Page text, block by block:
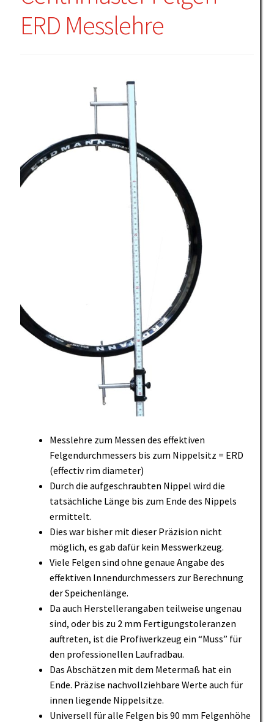
ERD Messlehre
Messlehre zum Messen des effektiven
Felgendurchmessers bis zum Nippelsitz = ERD
(effectiv rim diameter)
Durch die aufgeschraubten Nippel wird die
tatsächliche Länge bis zum Ende des Nippels
ermittelt.
Dies war bisher mit dieser Präzision nicht
möglich, es gab dafür kein Messwerkzeug.
Viele Felgen sind ohne genaue Angabe des
effektiven Innendurchmessers zur Berechnung
der Speichenlänge.
Da auch Herstellerangaben teilweise ungenau
sind, oder bis zu 2 mm Fertigungstoleranzen
auftreten, ist die Profiwerkzeug ein “Muss” für
den professionellen Laufradbau.
Das Abschätzen mit dem Metermaß hat ein
Ende. Präzise nachvollziehbare Werte auch für
innen liegende Nippelsitze.
Universell für alle Felgen bis 90 mm Felgenhöhe